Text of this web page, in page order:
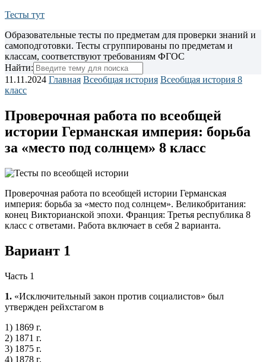
Тесты тут
Образовательные тесты по предметам для проверки знаний и
самоподготовки. Тесты сгруппированы по предметам и
классам, соответствуют требованиям ФГОС
Найти:
11.11.2024 Главная Всеобщая история Всеобщая история 8
класс
Проверочная работа по всеобщей
истории Германская империя: борьба
за «место под солнцем» 8 класс
Проверочная работа по всеобщей истории Германская
империя: борьба за «место под солнцем». Великобритания:
конец Викторианской эпохи. Франция: Третья республика 8
класс с ответами. Работа включает в себя 2 варианта.
Вариант 1
Часть 1
1. «Исключительный закон против социалистов» был
утвержден рейхстагом в
1) 1869 г.
2) 1871 г.
3) 1875 г.
4) 1878 г.